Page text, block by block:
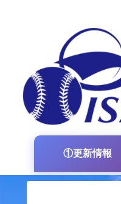
①更新情報